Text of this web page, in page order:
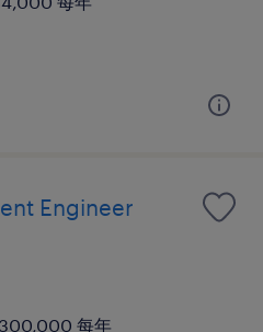
Engineer
每年